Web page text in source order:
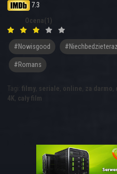
7.3
Ocena(1)
#nowisgood #niechbedzieteraz
#Romans
Tagi: filmy, seriale, online, za darmo,
4K, cały film